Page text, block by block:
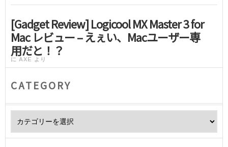
[Gadget Review] Logicool MX Master 3 for
Mac レビュー – えぇい、Macユーザー専
用だと！？
に AXE より
CATEGORY